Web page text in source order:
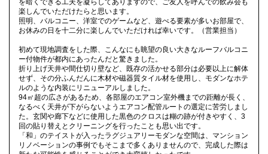
楽しんでいただけたらと思います。
照明、バルコニー、洋室でのゲームなど、遊べる要素が多いお部屋で、
お休みの日を十二分に楽しんでいただければ幸いです。（営業担当）
初めて現地調査をした際、こんなにも眺望の良い大きなルーフバルコニ
ー付物件が都内にあったんだと驚きました。
折り上げ天井や間仕切り壁など、既存の活かせる部分は必要以上に解体
せず、その分ふんだんに木材や磁器質タイル材を使用し、モダンなホテ
ルのような内装にリニューアルしました。
94㎡超の広さがあるため、各部屋のエアコン室外機までの距離が長く、
なるべく天井が下がらないようエアコン配管ルートの選定に苦労しまし
た。玄関や廊下などに使用した黒色のクロスは糊の跡が付きやすく、3
回の貼り替えとクリーニングを行ったことも思い出です。
「和」のテイストが入ったラグジュアリーモダンな空間は、マンション
リノベーションの事例でもそこまで多くありませんので、完成した際は